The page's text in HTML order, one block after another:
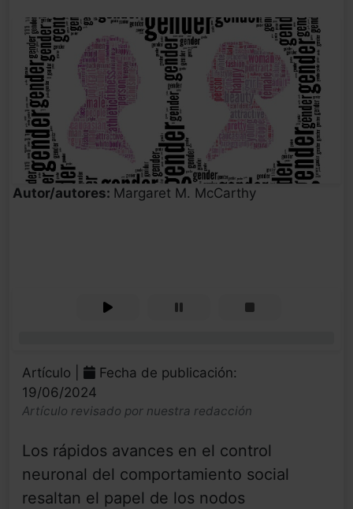
Autor/autores: Margaret M. McCarthy
Artículo |
Fecha de publicación:
19/06/2024
Artículo revisado por nuestra redacción
Los rápidos avances en el control
neuronal del comportamiento social
resaltan el papel de los nodos